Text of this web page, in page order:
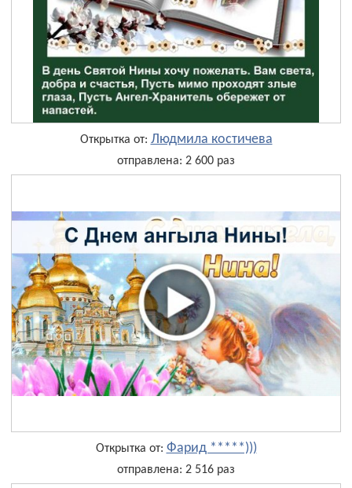
Открытка от: Людмила костичева
отправлена: 2 600 раз
Открытка от: Фарид *****)))
отправлена: 2 516 раз